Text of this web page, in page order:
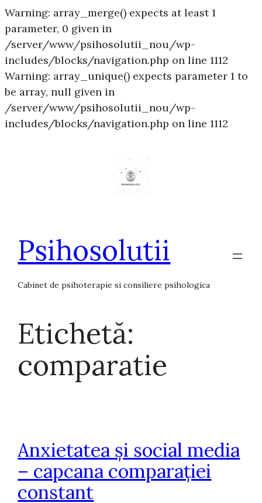
Warning: array_merge() expects at least 1
parameter, 0 given in
/server/www/psihosolutii_nou/wp-
includes/blocks/navigation.php on line 1112
Warning: array_unique() expects parameter 1 to
be array, null given in
/server/www/psihosolutii_nou/wp-
includes/blocks/navigation.php on line 1112
Psihosolutii
Cabinet de psihoterapie si consiliere psihologica
Etichetă:
comparatie
Anxietatea și social media
– capcana comparației
constant